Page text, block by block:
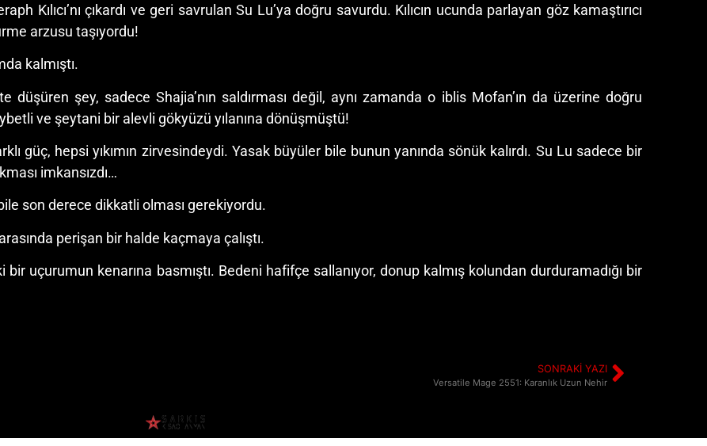
Kılıcı’nı çıkardı ve geri savrulan Su Lu’ya doğru savurdu. Kılıcın ucunda parlayan göz kamaştırıcı
arzusu taşıyordu!
kalmıştı.
şey, sadece Shajia’nın saldırması değil, aynı zamanda o iblis Mofan’ın da üzerine doğru
ve şeytani bir alevli gökyüzü yılanına dönüşmüştü!
güç, hepsi yıkımın zirvesindeydi. Yasak büyüler bile bunun yanında sönük kalırdı. Su Lu sadece bir
imkansızdı…
son derece dikkatli olması gerekiyordu.
perişan bir halde kaçmaya çalıştı.
uçurumun kenarına basmıştı. Bedeni hafifçe sallanıyor, donup kalmış kolundan durduramadığı bir
SONRAKI YAZI
Versatile Mage 2551: Karanlık Uzun Nehir